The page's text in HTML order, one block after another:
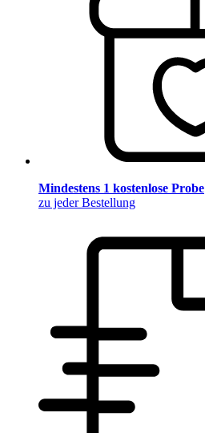
Mindestens 1 kostenlose Probe
zu jeder Bestellung